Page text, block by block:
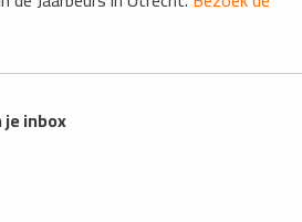
je inbox